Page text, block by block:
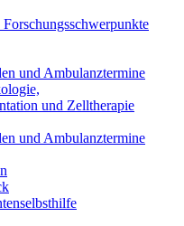
und Ambulanztermine
und Zelltherapie
und Ambulanztermine